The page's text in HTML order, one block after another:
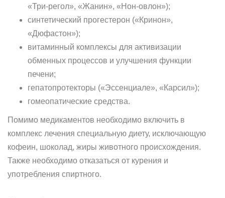
«Три-регол», «Жанин», «Нон-овлон»);
синтетический прогестерон («Кринон»,
«Дюфастон»);
витаминный комплексы для активизации
обменных процессов и улучшения функции
печени;
гепатопротекторы («Эссенциале», «Карсил»);
гомеопатические средства.
Помимо медикаментов необходимо включить в
комплекс лечения специальную диету, исключающую
кофеин, шоколад, жиры животного происхождения.
Также необходимо отказаться от курения и
употребления спиртного.